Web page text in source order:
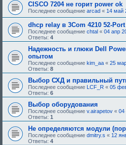
е
е
о
д
о
р
е
и
я
:
CISCO 7204 не горит power ok
Последнее сообщение arcad « 14 май
dhcp relay в 3Com 4210 52-Port
Последнее сообщение chtal « 04 апр
Ответы: 4
Надежность и глюки Dell
опытом
Последнее сообщение kim_aa « 25
Ответы: 8
Выбор СХД и правильный
Последнее сообщение LCF_R « 05
Ответы: 6
Выбор оборудования
Последнее сообщение v.airapetov « 04
Ответы: 1
Не определяются модули
Последнее сообщение dmitry.s « 12
Ответы: 4